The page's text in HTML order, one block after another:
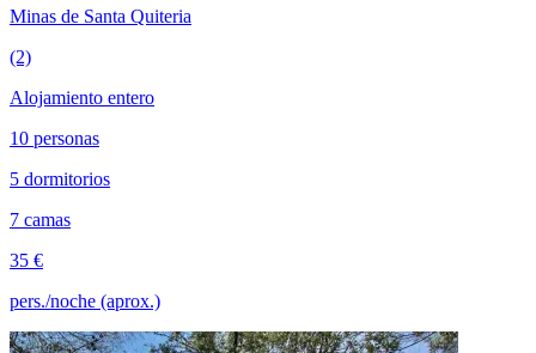
Minas de Santa Quiteria
(2)
Alojamiento entero
10 personas
5 dormitorios
7 camas
35 €
pers./noche (aprox.)